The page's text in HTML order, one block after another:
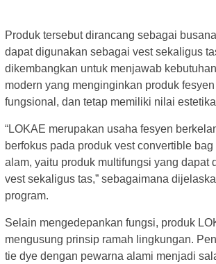
Produk tersebut dirancang sebagai
dapat digunakan sebagai vest sekaligus
dikembangkan untuk menjawab
modern yang menginginkan produk
fungsional, dan tetap memiliki nilai
“LOKAE merupakan usaha fesyen
berfokus pada produk vest convertible
alam, yaitu produk multifungsi yang dapat
vest sekaligus tas,” sebagaimana
program.
Selain mengedepankan fungsi, produk
mengusung prinsip ramah lingkungan.
tie dye dengan pewarna alami menjadi